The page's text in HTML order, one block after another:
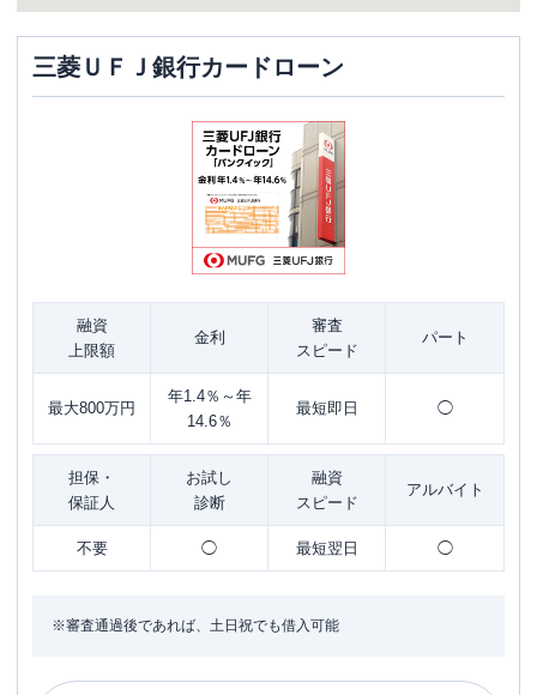
三菱ＵＦＪ銀行カードローン
融資
上限額
金利
審査
スピード
パート
最大800万円
年1.4％～年
14.6％
最短即日 ◯
担保・
保証人
お試し
診断
融資
スピード
アルバイト
不要 ◯ 最短翌日 ◯
※審査通過後であれば、土日祝でも借入可能